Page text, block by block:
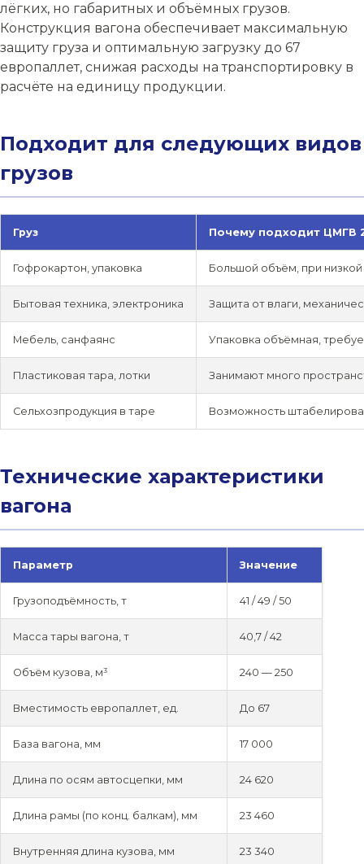
лёгких, но габаритных и объёмных грузов.
Конструкция вагона обеспечивает максимальную
защиту груза и оптимальную загрузку до 67
европаллет, снижая расходы на транспортировку в
расчёте на единицу продукции.
Подходит для следующих видов
грузов
Груз Почему подходит ЦМГВ
Гофрокартон, упаковка Большой объём, при
Бытовая техника, электроника Защита от влаги,
Мебель, санфаянс Упаковка объёмная,
Пластиковая тара, лотки Занимают много
Сельхозпродукция в таре Возможность
Технические характеристики
вагона
Параметр Значение
Грузоподъёмность, т 41 / 49 / 50
Масса тары вагона, т 40,7 / 42
Объём кузова, м³ 240 — 250
Вместимость европаллет, ед. До 67
База вагона, мм 17 000
Длина по осям автосцепки, мм 24 620
Длина рамы (по конц. балкам), мм 23 460
Внутренняя длина кузова, мм 23 340